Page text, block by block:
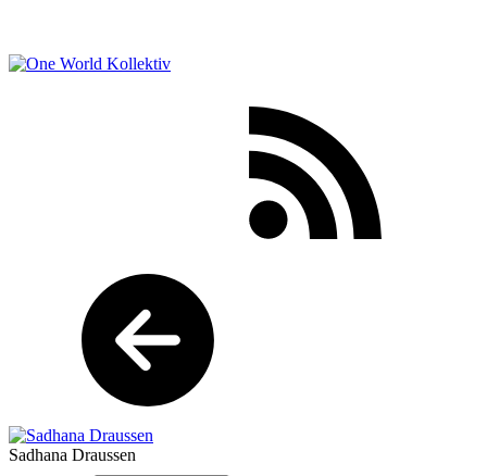
Sadhana Draussen